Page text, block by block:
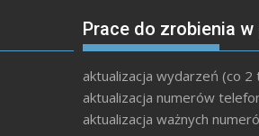
Prace do zrobienia w
aktualizacja wydarzeń (co 2
aktualizacja numerów
aktualizacja ważnych